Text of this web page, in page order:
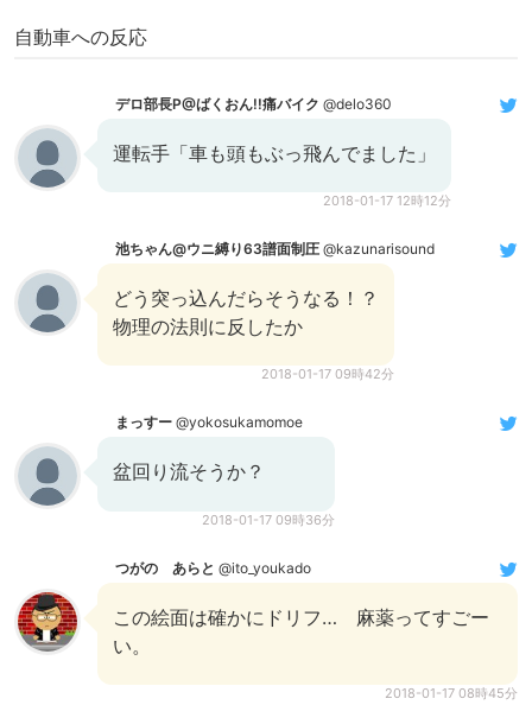
自動車への反応
デロ部長P@ばくおん!!痛バイク @delo360
運転手「車も頭もぶっ飛んでました」
2018-01-17 12時12分
池ちゃん@ウニ縛り63譜面制圧 @kazunarisound
どう突っ込んだらそうなる！？
物理の法則に反したか
2018-01-17 09時42分
まっすー @yokosukamomoe
盆回り流そうか？
2018-01-17 09時36分
つがの あらと @ito_youkado
この絵面は確かにドリフ… 麻薬ってすごー
い。
2018-01-17 08時45分